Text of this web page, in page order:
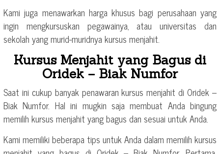
Kami juga menawarkan harga khusus bagi perusahaan yang
ingin mengkursuskan pegawainya, atau universitas dan
sekolah yang murid-muridnya kursus menjahit.
Kursus Menjahit yang Bagus di
Oridek – Biak Numfor
Saat ini cukup banyak penawaran kursus menjahit di Oridek –
Biak Numfor. Hal ini mugkin saja membuat Anda bingung
memilih kursus menjahit yang bagus dan sesuai untuk Anda.
Kami memiliki beberapa tips untuk Anda dalam memilih kursus